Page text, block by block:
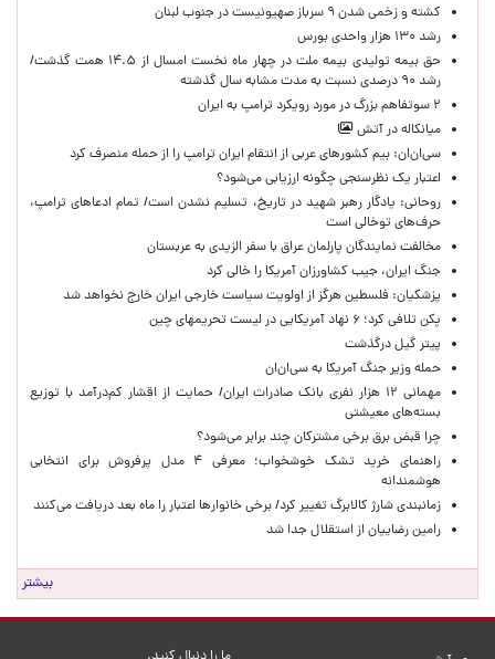
کشته و زخمی شدن ۹ سرباز صهیونیست در جنوب لبنان
رشد ۱۳۰ هزار واحدی بورس
حق بیمه تولیدی بیمه ملت در چهار ماه نخست امسال از ۱۴.۵ همت گذشت/
رشد ۹۰ درصدی نسبت به مدت مشابه سال گذشته
۲ سوتفاهم بزرگ در مورد رویکرد ترامپ به ایران
میانکاله در آتش
سی‌ان‌ان: بیم کشورهای عربی از انتقام ایران ترامپ را از حمله منصرف کرد
اعتبار یک نظرسنجی چگونه ارزیابی می‌شود؟
روحانی: یادگار رهبر شهید در تاریخ، تسلیم نشدن است/ تمام ادعاهای ترامپ،
حرف‌های توخالی است
مخالفت نمایندگان پارلمان عراق با سفر الزیدی به عربستان
جنگ ایران، جیب کشاورزان آمریکا را خالی کرد
پزشکیان: فلسطین هرگز از اولویت سیاست خارجی ایران خارج نخواهد شد
پکن تلافی کرد؛ ۶ نهاد آمریکایی در لیست تحریمهای چین
پیتر گیل درگذشت
حمله وزیر جنگ آمریکا به سی‌ان‌ان
مهمانی ۱۲ هزار نفری بانک صادرات ایران/ حمایت از اقشار کم‌درآمد با توزیع
بسته‌های معیشتی
چرا قبض برق برخی مشترکان چند برابر می‌شود؟
راهنمای خرید تشک خوشخواب؛ معرفی ۴ مدل پرفروش برای انتخابی
هوشمندانه
زمانبندی شارژ کالابرگ تغییر کرد/ برخی خانوارها اعتبار را ماه بعد دریافت می‌کنند
رامین رضاییان از استقلال جدا شد
بیشتر